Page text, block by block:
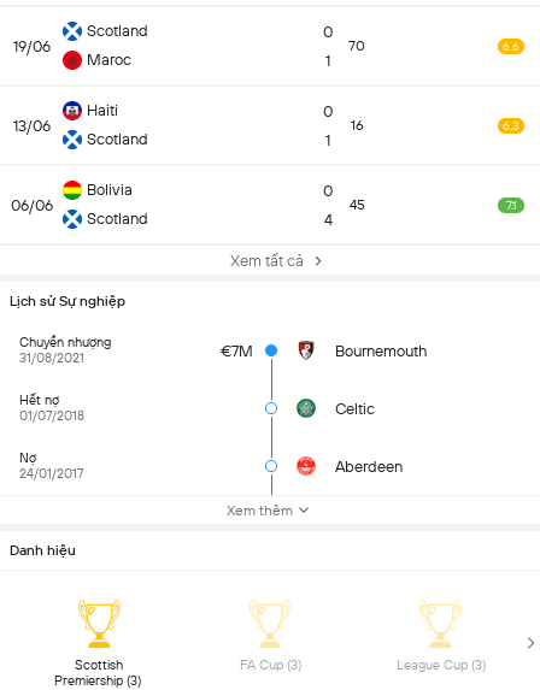
19/06
Scotland
Maroc
0
1
70 6.6
13/06
Haiti
Scotland
0
1
16 6.3
06/06
Bolivia
Scotland
0
4
45 7.1
Xem tất cả
Lịch sử Sự nghiệp
Chuyển nhượng
31/08/2021
€7M Bournemouth
Hết nợ
01/07/2018
Celtic
Nợ
24/01/2017
Aberdeen
Xem thêm
Danh hiệu
Scottish
Premiership (3)
FA Cup (3) League Cup (3)